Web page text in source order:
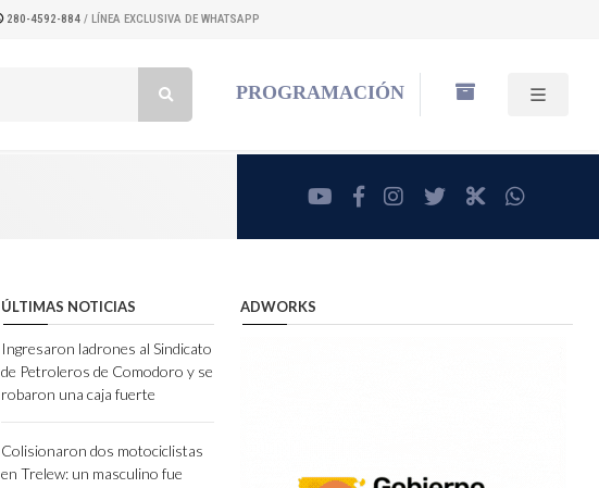
280-4592-884 / LÍNEA EXCLUSIVA DE WHATSAPP
PROGRAMACIÓN
youtubefacebookinstagram
twitterRadioCut
ÚLTIMAS NOTICIAS
Ingresaron ladrones al Sindicato
de Petroleros de Comodoro y se
robaron una caja fuerte
Colisionaron dos motociclistas
en Trelew: un masculino fue
ADWORKS